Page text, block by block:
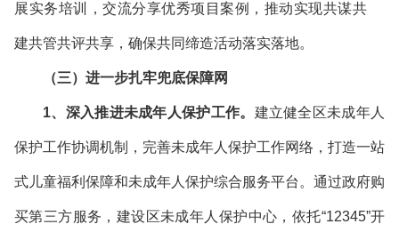
展实务培训，交流分享优秀项目案例，推动实现共谋共
建共管共评共享，确保共同缔造活动落实落地。
（三）进一步扎牢兜底保障网
1、深入推进未成年人保护工作。 建立健全区未成年人
保护工作协调机制，完善未成年人保护工作网络，打造一站
式儿童福利保障和未成年人保护综合服务平台。通过政府购
买第三方服务，建设区未成年人保护中心，依托“12345”开